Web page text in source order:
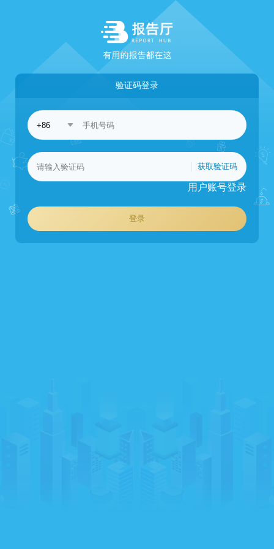
验证码登录
获取验证码
用户账号登录
登录